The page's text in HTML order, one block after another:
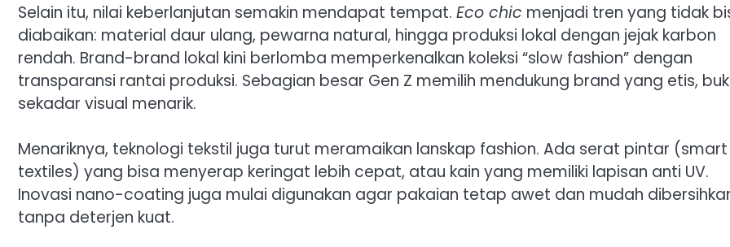
Selain itu, nilai keberlanjutan semakin mendapat tempat. Eco chic menjadi tren yang tidak
diabaikan: material daur ulang, pewarna natural, hingga produksi lokal dengan jejak karbon
rendah. Brand-brand lokal kini berlomba memperkenalkan koleksi “slow fashion” dengan
transparansi rantai produksi. Sebagian besar Gen Z memilih mendukung brand yang etis,
sekadar visual menarik.
Menariknya, teknologi tekstil juga turut meramaikan lanskap fashion. Ada serat pintar (smart
textiles) yang bisa menyerap keringat lebih cepat, atau kain yang memiliki lapisan anti UV.
Inovasi nano-coating juga mulai digunakan agar pakaian tetap awet dan mudah
tanpa deterjen kuat.